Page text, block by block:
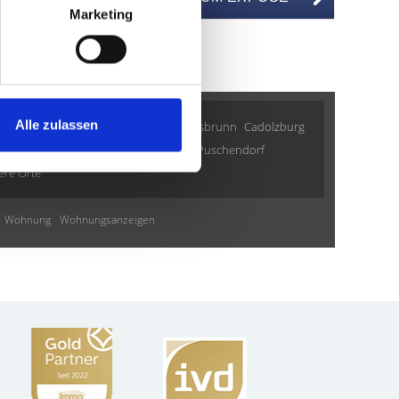
Marketing
Alle zulassen
München Haar Höhenkirchen-Siegertsbrunn Cadolzburg
München-Lerchenau Nürnberg
Puschendorf
Orte
Wohnung Wohnungsanzeigen